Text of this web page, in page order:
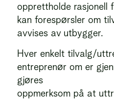
opprettholde rasjonell
kan forespørsler om
avvises av utbygger.
Hver enkelt tilvalg/
entreprenør om er
gjøres
oppmerksom på at